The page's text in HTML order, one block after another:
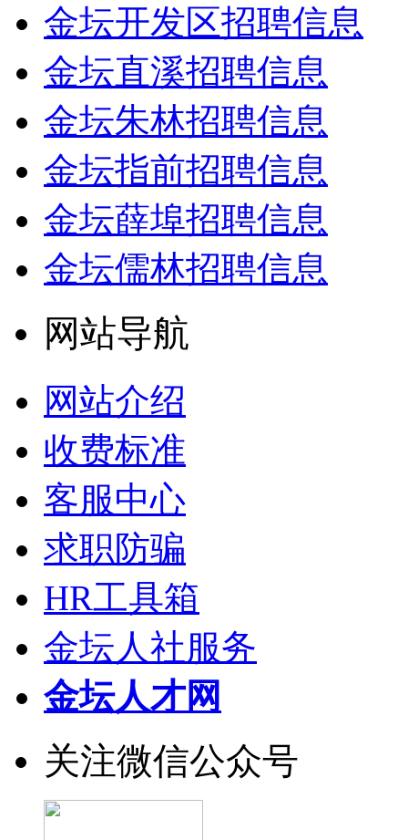
金坛开发区招聘信息
金坛直溪招聘信息
金坛朱林招聘信息
金坛指前招聘信息
金坛薛埠招聘信息
金坛儒林招聘信息
网站导航
网站介绍
收费标准
客服中心
求职防骗
HR工具箱
金坛人社服务
金坛人才网
关注微信公众号